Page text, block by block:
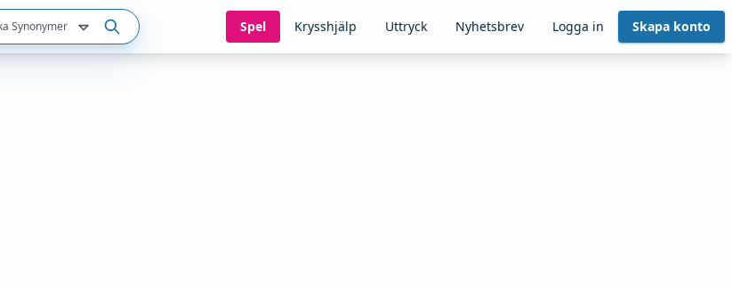
Synonymer Spel Krysshjälp Uttryck Nyhetsbrev Logga in Skapa konto